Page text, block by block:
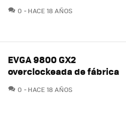
0 COMENTARIOS
HACE 18 AÑOS
EVGA 9800 GX2
overclockeada de fábrica
0 COMENTARIOS
HACE 18 AÑOS